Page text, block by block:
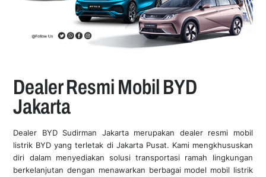
Dealer Resmi Mobil BYD
Jakarta
Dealer BYD Sudirman Jakarta merupakan dealer resmi mobil
listrik BYD yang terletak di Jakarta Pusat. Kami mengkhususkan
diri dalam menyediakan solusi transportasi ramah lingkungan
berkelanjutan dengan menawarkan berbagai model mobil listrik